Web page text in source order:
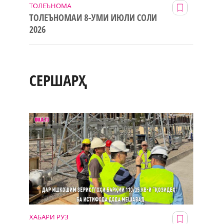
ТОЛЕЪНОМА
ТОЛЕЪНОМАИ 8-УМИ ИЮЛИ СОЛИ
2026
СЕРШАРҲ
ХАБАРИ РӮЗ